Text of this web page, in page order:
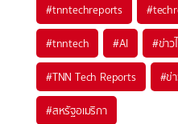
#tnntechreports #
#tnntech #AI #ข่าว
#TNN Tech Reports #ข่
#สหรัฐอเมริกา